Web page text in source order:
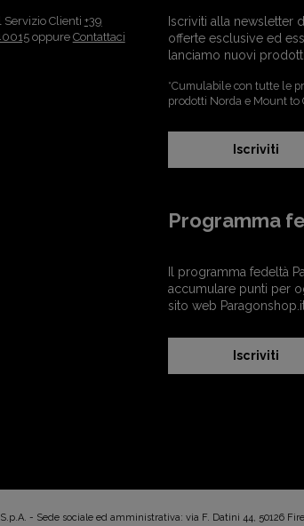
Servizio Clienti +39
oppure Contattaci
Iscriviti alla newsletter
offerte esclusive ed
lanciamo nuovi prodotti.
*Cumulabile con tutte le
prodotti Norda e Mount to
Iscriviti
Programma
Il programma fedeltà
accumulare punti per
sito web
Iscriviti
- Sede sociale ed amministrativa: via F. Datini 44, 50126